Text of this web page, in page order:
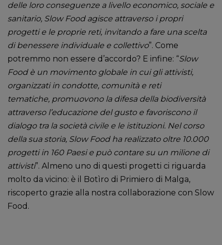
delle loro conseguenze a livello economico, sociale e
sanitario, Slow Food agisce attraverso i propri
progetti e le proprie reti, invitando a fare una scelta
di benessere individuale e collettivo”. Come
potremmo non essere d’accordo? E infine: “Slow
Food è un movimento globale in cui gli attivisti,
organizzati in condotte, comunità e reti
tematiche, promuovono la difesa della biodiversità
attraverso l’educazione del gusto e favoriscono il
dialogo tra la società civile e le istituzioni. Nel corso
della sua storia, Slow Food ha realizzato oltre 10.000
progetti in 160 Paesi e può contare su un milione di
attivisti”. Almeno uno di questi progetti ci riguarda
molto da vicino: è il Botìro di Primiero di Malga,
riscoperto grazie alla nostra collaborazione con Slow
Food.